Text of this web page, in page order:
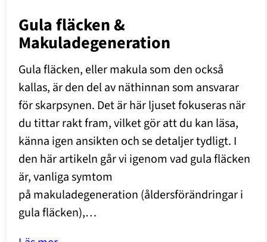
Gula fläcken &
Makuladegeneration
Gula fläcken, eller makula som den också
kallas, är den del av näthinnan som ansvarar
för skarpsynen. Det är här ljuset fokuseras när
du tittar rakt fram, vilket gör att du kan läsa,
känna igen ansikten och se detaljer tydligt. I
den här artikeln går vi igenom vad gula fläcken
är, vanliga symtom
på makuladegeneration (åldersförändringar i
gula fläcken),…